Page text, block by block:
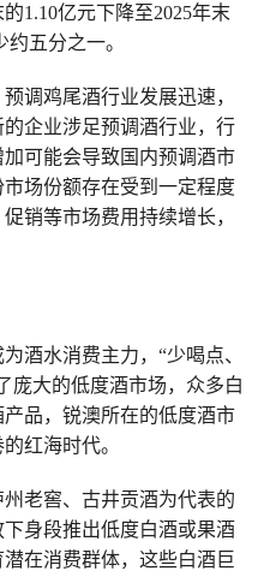
1.10亿元下降至2025年末
五分之一。
调鸡尾酒行业发展迅速，
企业涉足预调酒行业，行
可能会导致国内预调酒市
场份额存在受到一定程度
销等市场费用持续增长，
酒水消费主力，“少喝点、
庞大的低度酒市场，众多白
品，锐澳所在的低度酒市
红海时代。
老窖、古井贡酒为代表的
身段推出低度白酒或果酒
在消费群体，这些白酒巨